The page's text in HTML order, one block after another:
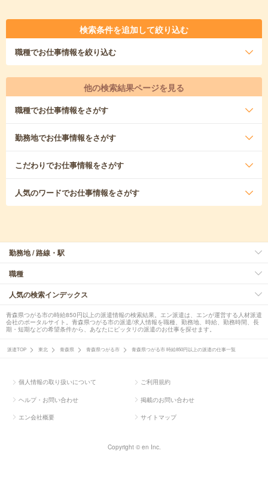
検索条件を追加して絞り込む
職種でお仕事情報を絞り込む
他の検索結果ページを見る
職種でお仕事情報をさがす
勤務地でお仕事情報をさがす
こだわりでお仕事情報をさがす
人気のワードでお仕事情報をさがす
勤務地 / 路線・駅
職種
人気の検索インデックス
青森県つがる市の時給850円以上の派遣情報の検索結果。エン派遣は、エンが運営する人材派遣
会社のポータルサイト。青森県つがる市の派遣/求人情報を職種、勤務地、時給、勤務時間、長
期・短期などの希望条件から、あなたにピッタリの派遣のお仕事を探せます。
派遣TOP 東北 青森県 青森県つがる市 青森県つがる市 時給850円以上の派遣の仕事一覧
個人情報の取り扱いについて ご利用規約
ヘルプ・お問い合わせ 掲載のお問い合わせ
エン会社概要 サイトマップ
Copyright © en Inc.